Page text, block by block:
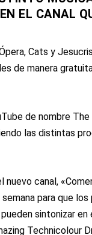
EL CANAL
Cats y
de manera
de nombre The
las distintas
nuevo canal,
para que
sintonizar
Technicolour